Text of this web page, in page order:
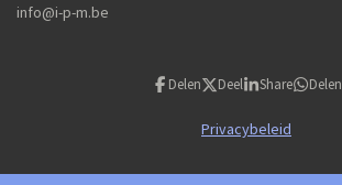
info@i-p-m.be
Delen Deel Share Delen
Privacybeleid